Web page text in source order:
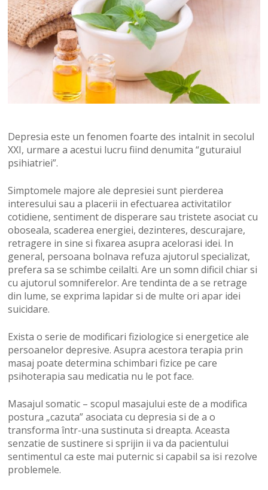
Depresia este un fenomen foarte des intalnit in secolul
XXI, urmare a acestui lucru fiind denumita “guturaiul
psihiatriei”.
Simptomele majore ale depresiei sunt pierderea
interesului sau a placerii in efectuarea activitatilor
cotidiene, sentiment de disperare sau tristete asociat cu
oboseala, scaderea energiei, dezinteres, descurajare,
retragere in sine si fixarea asupra acelorasi idei. In
general, persoana bolnava refuza ajutorul specializat,
prefera sa se schimbe ceilalti. Are un somn dificil chiar si
cu ajutorul somniferelor. Are tendinta de a se retrage
din lume, se exprima lapidar si de multe ori apar idei
suicidare.
Exista o serie de modificari fiziologice si energetice ale
persoanelor depresive. Asupra acestora terapia prin
masaj poate determina schimbari fizice pe care
psihoterapia sau medicatia nu le pot face.
Masajul somatic – scopul masajului este de a modifica
postura „cazuta” asociata cu depresia si de a o
transforma într-una sustinuta si dreapta. Aceasta
senzatie de sustinere si sprijin ii va da pacientului
sentimentul ca este mai puternic si capabil sa isi rezolve
problemele.